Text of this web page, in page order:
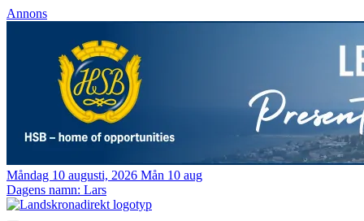
Annons
Måndag 10 augusti, 2026 Mån 10 aug
Dagens namn: Lars